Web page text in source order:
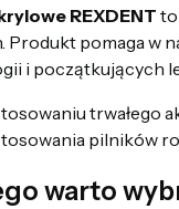
REXDENT
Produkt pomaga w
i początkujących
trwałego
pilników
warto